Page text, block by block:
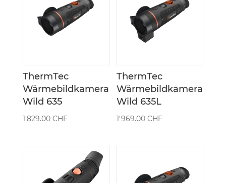
ThermTec
Wärmebildkamera
Wild 635
1'829.00 CHF
ThermTec
Wärmebildkamera
Wild 635L
1'969.00CHF